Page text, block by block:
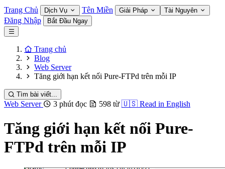
Trang Chủ Dịch Vụ Tên Miền Giải Pháp Tài Nguyên
Đăng Nhập Bắt Đầu Ngay
Trang chủ
Blog
Web Server
Tăng giới hạn kết nối Pure-FTPd trên mỗi IP
Tìm bài viết...
Web Server 3 phút đọc 598 từ 🇺🇸 Read in English
Tăng giới hạn kết nối Pure-
FTPd trên mỗi IP